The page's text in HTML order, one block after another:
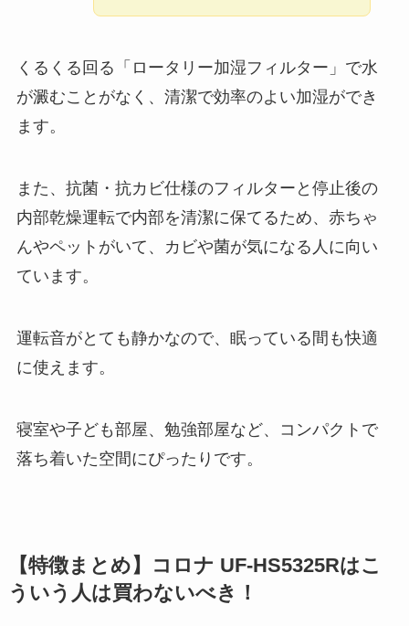
くるくる回る「ロータリー加湿フィルター」で水
が澱むことがなく、清潔で効率のよい加湿ができ
ます。
また、抗菌・抗カビ仕様のフィルターと停止後の
内部乾燥運転で内部を清潔に保てるため、赤ちゃ
んやペットがいて、カビや菌が気になる人に向い
ています。
運転音がとても静かなので、眠っている間も快適
に使えます。
寝室や子ども部屋、勉強部屋など、コンパクトで
落ち着いた空間にぴったりです。
【特徴まとめ】コロナ UF-HS5325Rはこ
ういう人は買わないべき！